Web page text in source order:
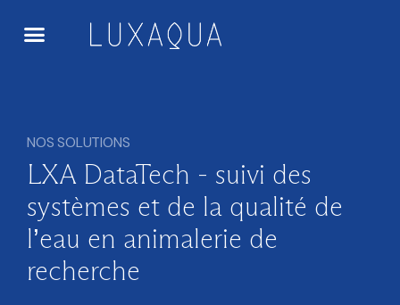
NOS SOLUTIONS
LXA DataTech - suivi des
systèmes et de la qualité de
l’eau en animalerie de
recherche